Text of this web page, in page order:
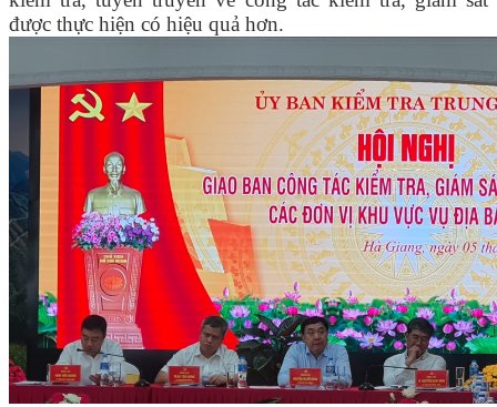
được thực hiện có hiệu quả hơn.